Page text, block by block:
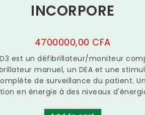
INCORPORE
4700000,00 CFA
est un défibrillateur/moniteur
manuel, un DEA et une
de surveillance du patient.
en énergie à des niveaux